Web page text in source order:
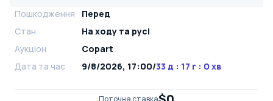
Пошкодження
Перед
Стан
На ​​ходу та русі
Аукціон
Copart
Дата та час
9/8/2026, 17:00/33 д : 17 г : 0 хв
Поточна ставка